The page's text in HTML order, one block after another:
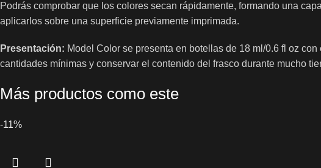
Podrás comprobar que los colores secan rápidamente, formando una
aplicarlos sobre una superficie previamente imprimada.
Presentación: Model Color se presenta en botellas de 18 ml/0.6 fl oz
cantidades mínimas y conservar el contenido del frasco durante mucho
Más productos como este
-11%